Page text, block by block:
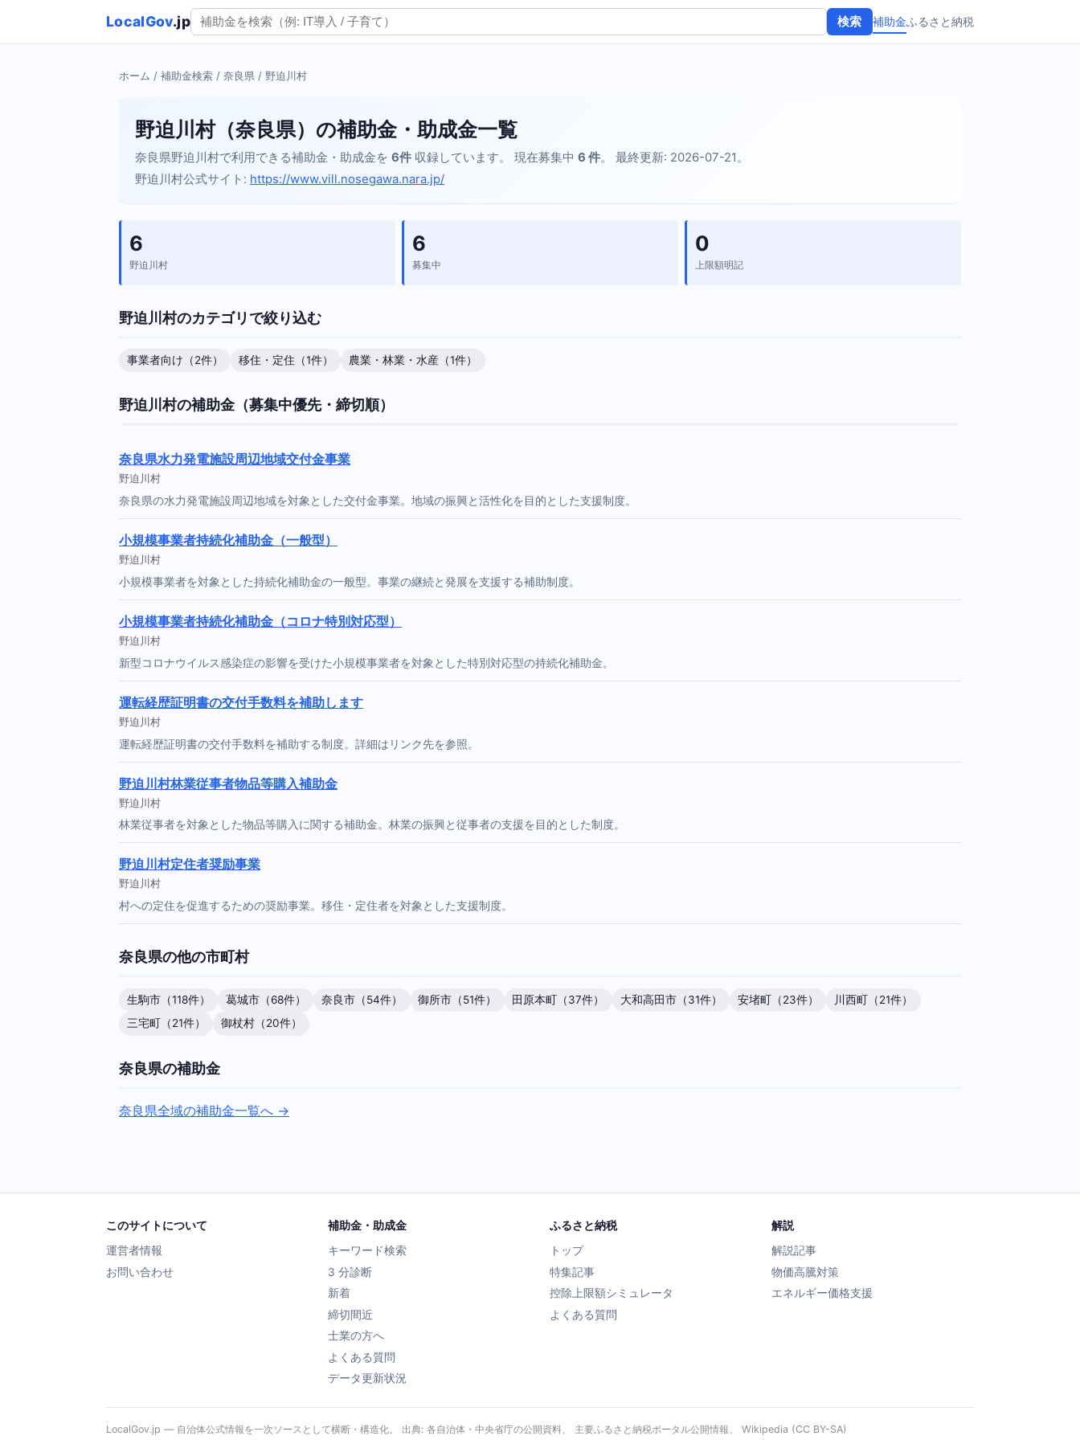
LocalGov.jp 検索 補助金ふるさと納税
ホーム / 補助金検索 / 奈良県 / 野迫川村
野迫川村（奈良県）の補助金・助成金一覧
奈良県野迫川村で利用できる補助金・助成金を 6件 収録しています。 現在募集中 6 件。 最終更新: 2026-07-21。
野迫川村公式サイト: https://www.vill.nosegawa.nara.jp/
6
野迫川村
6
募集中
0
上限額明記
野迫川村のカテゴリで絞り込む
事業者向け（2件） 移住・定住（1件） 農業・林業・水産（1件）
野迫川村の補助金（募集中優先・締切順）
奈良県水力発電施設周辺地域交付金事業
野迫川村
奈良県の水力発電施設周辺地域を対象とした交付金事業。地域の振興と活性化を目的とした支援制度。
小規模事業者持続化補助金（一般型）
野迫川村
小規模事業者を対象とした持続化補助金の一般型。事業の継続と発展を支援する補助制度。
小規模事業者持続化補助金（コロナ特別対応型）
野迫川村
新型コロナウイルス感染症の影響を受けた小規模事業者を対象とした特別対応型の持続化補助金。
運転経歴証明書の交付手数料を補助します
野迫川村
運転経歴証明書の交付手数料を補助する制度。詳細はリンク先を参照。
野迫川村林業従事者物品等購入補助金
野迫川村
林業従事者を対象とした物品等購入に関する補助金。林業の振興と従事者の支援を目的とした制度。
野迫川村定住者奨励事業
野迫川村
村への定住を促進するための奨励事業。移住・定住者を対象とした支援制度。
奈良県の他の市町村
生駒市（118件） 葛城市（68件） 奈良市（54件） 御所市（51件） 田原本町（37件） 大和高田市（31件） 安堵町（23件）
川西町（21件）
三宅町（21件）
御杖村（20件）
奈良県の補助金
奈良県全域の補助金一覧へ →
このサイトについて
運営者情報
お問い合わせ
補助金・助成金
キーワード検索
3 分診断
新着
締切間近
士業の方へ
よくある質問
データ更新状況
ふるさと納税
トップ
特集記事
控除上限額シミュレータ
よくある質問
解説
解説記事
物価高騰対策
エネルギー価格支援
LocalGov.jp — 自治体公式情報を一次ソースとして横断・構造化。 出典: 各自治体・中央省庁の公開資料、 主要ふるさと納税ポータル公開情報、 Wikipedia (CC BY-SA)